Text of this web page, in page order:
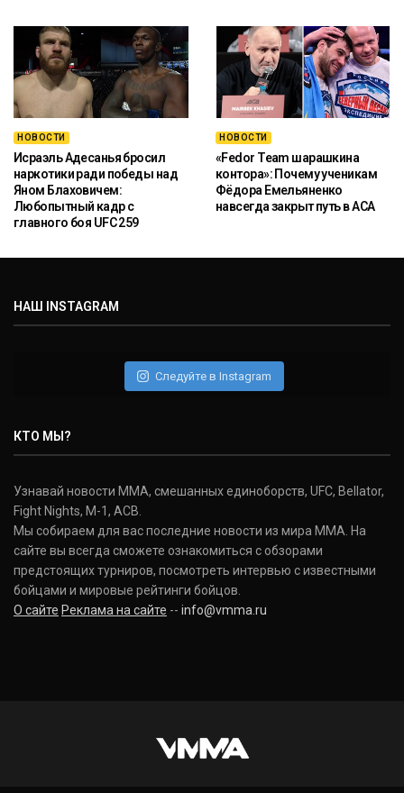
НОВОСТИ
Исраэль Адесанья бросил
наркотики ради победы над
Яном Блаховичем:
Любопытный кадр с
главного боя UFC 259
НОВОСТИ
«Fedor Team шарашкина
контора»: Почему ученикам
Фёдора Емельяненко
навсегда закрыт путь в ACA
НАШ INSTAGRAM
Следуйте в Instagram
КТО МЫ?
Узнавай новости ММА, смешанных единоборств, UFC, Bellator,
Fight Nights, M-1, ACB.
Мы собираем для вас последние новости из мира ММА. На
сайте вы всегда сможете ознакомиться с обзорами
предстоящих турниров, посмотреть интервью с известными
бойцами и мировые рейтинги бойцов.
О сайте Реклама на сайте -- info@vmma.ru